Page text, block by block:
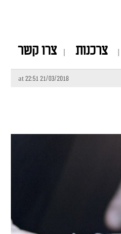
צרכנות צרו קשר
21/03/2018 at 22:51